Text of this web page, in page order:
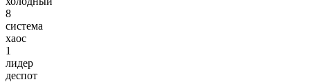
8
система
хаос
1
лидер
деспот